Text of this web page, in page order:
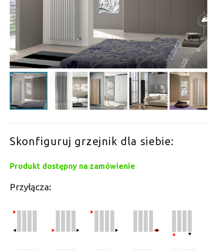
Skonfiguruj grzejnik dla siebie:
Produkt dostępny na zamówienie
Przyłącza: